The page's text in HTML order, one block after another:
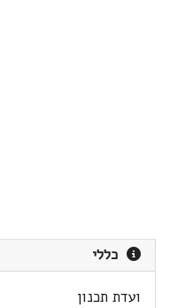
כללי
ועדת תכנון